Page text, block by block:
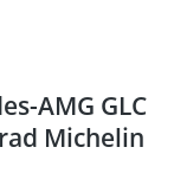
AMG GLC
Michelin